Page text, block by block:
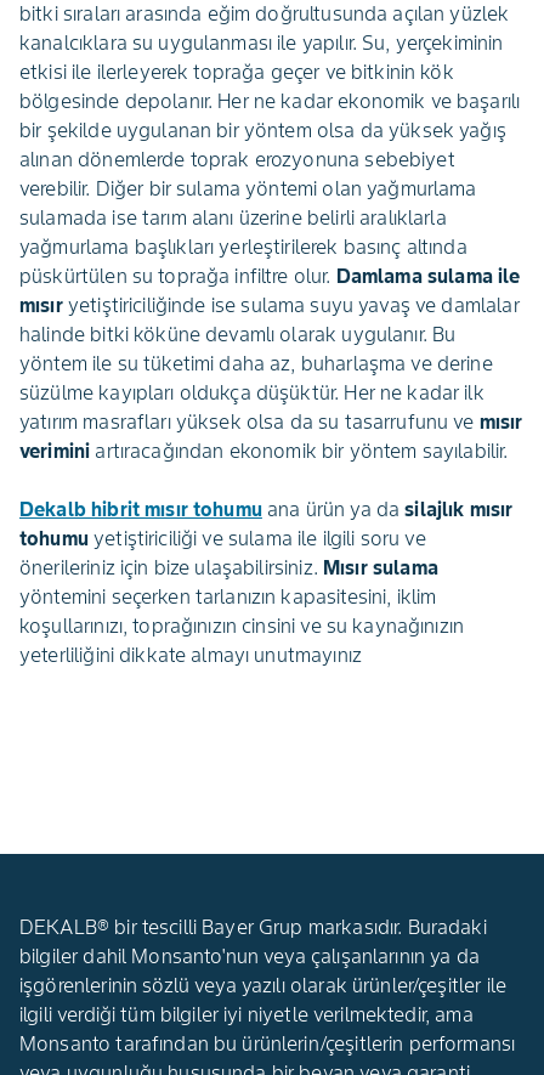
bitki sıraları arasında eğim doğrultusunda açılan yüzlek
kanalcıklara su uygulanması ile yapılır. Su, yerçekiminin
etkisi ile ilerleyerek toprağa geçer ve bitkinin kök
bölgesinde depolanır. Her ne kadar ekonomik ve başarılı
bir şekilde uygulanan bir yöntem olsa da yüksek yağış
alınan dönemlerde toprak erozyonuna sebebiyet
verebilir. Diğer bir sulama yöntemi olan yağmurlama
sulamada ise tarım alanı üzerine belirli aralıklarla
yağmurlama başlıkları yerleştirilerek basınç altında
püskürtülen su toprağa infiltre olur. Damlama sulama ile
mısıryetiştiriciliğinde ise sulama suyu yavaş ve damlalar
halinde bitki köküne devamlı olarak uygulanır. Bu
yöntem ile su tüketimi daha az, buharlaşma ve derine
süzülme kayıpları oldukça düşüktür. Her ne kadar ilk
yatırım masrafları yüksek olsa da su tasarrufunu ve mısır
verimini artıracağından ekonomik bir yöntem sayılabilir.
Dekalb hibrit mısır tohumuana ürün ya da silajlık mısır
tohumuyetiştiriciliği ve sulama ile ilgili soru ve
önerileriniz için bize ulaşabilirsiniz. Mısır sulama
yöntemini seçerken tarlanızın kapasitesini, iklim
koşullarınızı, toprağınızın cinsini ve su kaynağınızın
yeterliliğini dikkate almayı unutmayınız
DEKALB® bir tescilli Bayer Grup markasıdır. Buradaki
bilgiler dahil Monsanto'nun veya çalışanlarının ya da
işgörenlerinin sözlü veya yazılı olarak ürünler/çeşitler ile
ilgili verdiği tüm bilgiler iyi niyetle verilmektedir, ama
Monsanto tarafından bu ürünlerin/çeşitlerin performansı